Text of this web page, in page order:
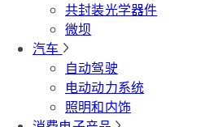
共封装光学器件
微坝
汽车
自动驾驶
电动动力系统
照明和内饰